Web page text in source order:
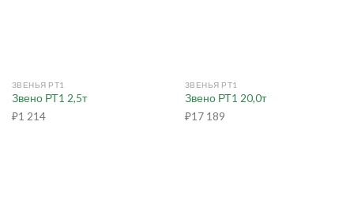
ЗВЕНЬЯ РТ1
Звено РТ1 2,5т
₽1 214
ЗВЕНЬЯ РТ1
Звено РТ1 20,0т
₽17 189